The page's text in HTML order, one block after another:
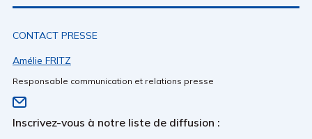
CONTACT PRESSE
Amélie FRITZ
Responsable communication et relations presse
Inscrivez-vous à notre liste de diffusion :